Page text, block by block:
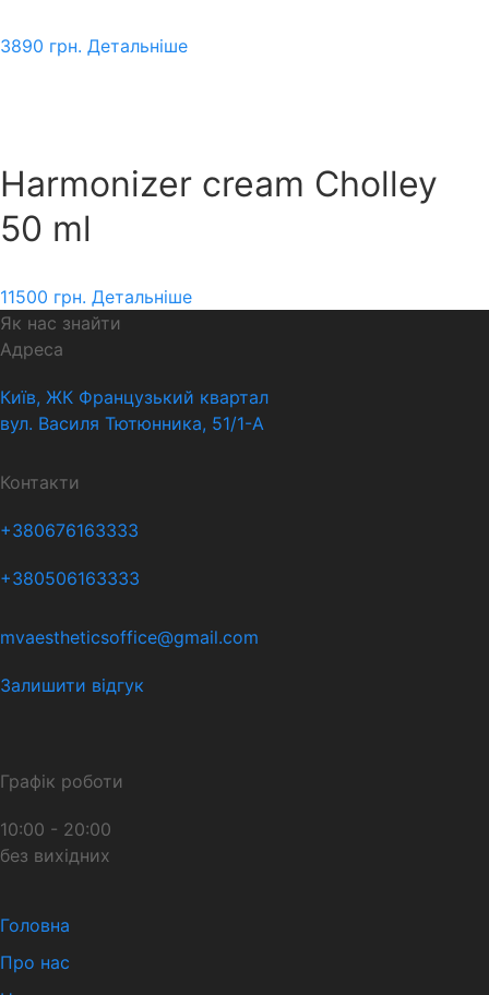
3890 грн. Детальніше
Harmonizer cream Cholley
50 ml
11500 грн. Детальніше
Як нас знайти
Адреса
Київ, ЖК Французький квартал
вул. Василя Тютюнника, 51/1-А
Контакти
+380676163333
+380506163333
mvaestheticsoffice@gmail.com
Залишити відгук
Графік роботи
10:00 - 20:00
без вихідних
Головна
Про нас